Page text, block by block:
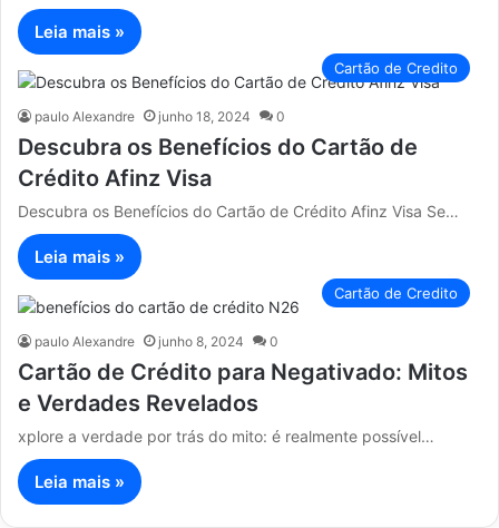
Leia mais »
Cartão de Credito
paulo Alexandre junho 18, 2024 0
Descubra os Benefícios do Cartão de
Crédito Afinz Visa
Descubra os Benefícios do Cartão de Crédito Afinz Visa Se…
Leia mais »
Cartão de Credito
paulo Alexandre junho 8, 2024 0
Cartão de Crédito para Negativado: Mitos
e Verdades Revelados
xplore a verdade por trás do mito: é realmente possível…
Leia mais »